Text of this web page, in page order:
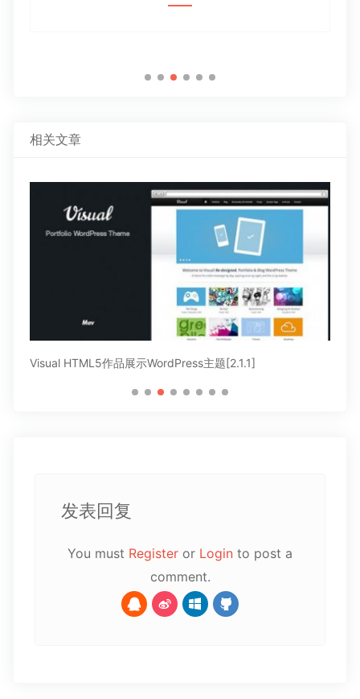
相关文章
Visual HTML5作品展示WordPress主题[2.1.1]
发表回复
You must Register or Login to post a
comment.